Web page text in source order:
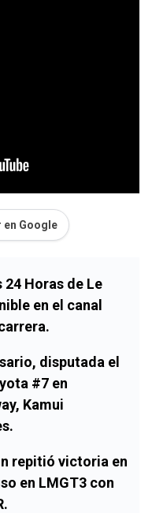
Google
Horas de Le
en el canal
disputada el
#7 en
, Kamui
.
repitió victoria en
en LMGT3 con
.